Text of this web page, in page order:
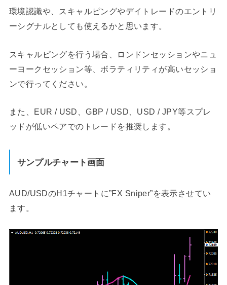
環境認識や、スキャルピングやデイトレードのエントリ
ーシグナルとしても使えるかと思います。
スキャルピングを行う場合、ロンドンセッションやニュ
ーヨークセッション等、ボラティリティが高いセッショ
ンで行ってください。
また、EUR / USD、GBP / USD、USD / JPY等スプレ
ッドが低いペアでのトレードを推奨します。
サンプルチャート画面
AUD/USDのH1チャートに”FX Sniper”を表示させてい
ます。